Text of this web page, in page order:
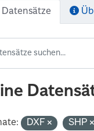
Datensätze
DXF SHP